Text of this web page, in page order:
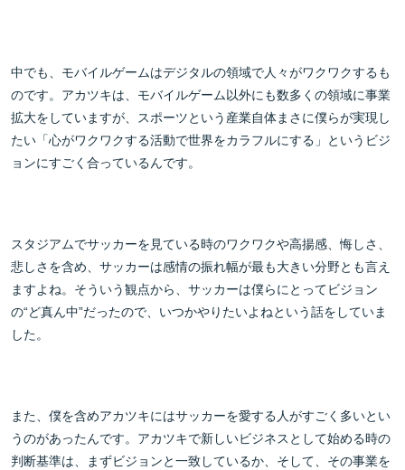
中でも、モバイルゲームはデジタルの領域で人々がワクワクするも
のです。アカツキは、モバイルゲーム以外にも数多くの領域に事業
拡大をしていますが、スポーツという産業自体まさに僕らが実現し
たい「心がワクワクする活動で世界をカラフルにする」というビジ
ョンにすごく合っているんです。
スタジアムでサッカーを見ている時のワクワクや高揚感、悔しさ、
悲しさを含め、サッカーは感情の振れ幅が最も大きい分野とも言え
ますよね。そういう観点から、サッカーは僕らにとってビジョン
の“ど真ん中”だったので、いつかやりたいよねという話をしていま
した。
また、僕を含めアカツキにはサッカーを愛する人がすごく多いとい
うのがあったんです。アカツキで新しいビジネスとして始める時の
判断基準は、まずビジョンと一致しているか、そして、その事業を